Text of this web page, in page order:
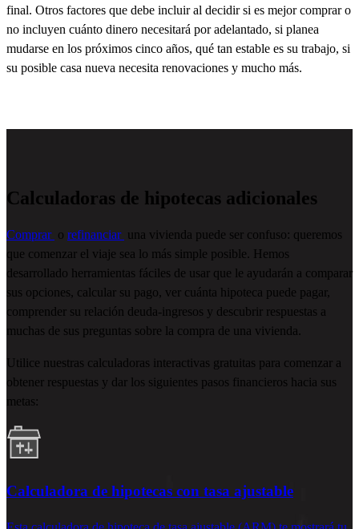
final. Otros factores que debe incluir al decidirsi es mejor comprar o
no incluyen cuánto dinero necesitará por adelantado, si planea
mudarse en los próximos cinco años, qué tan estable es su trabajo, si
su posible casa nueva necesita renovaciones y mucho más.
Calculadoras de hipotecas adicionales
Comprar o refinanciar una vivienda puede ser confuso: queremos
que comenzar el viaje sea lo más simple posible. Hemos
desarrollado herramientas fáciles de usar que le ayudarán a comparar
sus opciones, calcular su pago, ver cuánta hipoteca puede pagar,
comprender su relación deuda-ingresos y descubrir respuestas a
muchas de sus preguntas sobre la compra de una vivienda.
Utilice nuestras calculadoras interactivas gratuitas para comenzar a
obtener respuestas y dar los siguientes pasos financieros hacia sus
metas:
Calculadora de hipotecas con tasa ajustable